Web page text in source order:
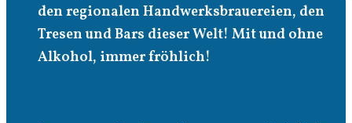
den regionalen Handwerksbrauereien, den
Tresen und Bars dieser Welt! Mit und ohne
Alkohol, immer fröhlich!